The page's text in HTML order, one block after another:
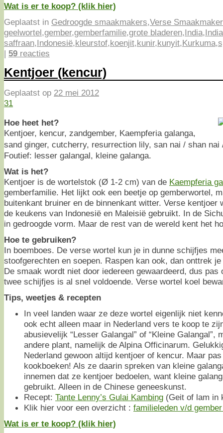
Wat is er te koop? (klik hier)
Geplaatst in Gedroogde smaakmakers,Verse
geelwortel,gember,gemberfamilie,grote bladeren,India,
saffraan,Indonesië,kleurstof,koenjit,kunir,kunyit,Kurkuma,
| 59 reacties
Kentjoer (kencur)
Geplaatst op 22 mei 2012
31
Hoe heet het?
Kentjoer, kencur, zandgember, Kaempferia galanga,
sand ginger, cutcherry, resurrection lily, san nai / shan
Foutief: lesser galangal, kleine galanga.
Wat is het?
Kentjoer is de wortelstok (Ø 1-2 cm) van de Kaempferia
gemberfamilie. Het lijkt ook een beetje op gemberwortel,
buitenkant bruiner en de binnenkant witter. Verse kentjoer
de keukens van Indonesië en Maleisië gebruikt. In de
in gedroogde vorm. Maar de rest van de wereld kent het
Hoe te gebruiken?
In boemboes. De verse wortel kun je in dunne schijfjes
stoofgerechten en soepen. Raspen kan ook, dan onttrek
De smaak wordt niet door iedereen gewaardeerd, dus pas
twee schijfjes is al snel voldoende. Verse wortel koel
Tips, weetjes & recepten
In veel landen waar ze deze wortel eigenlijk niet
ook echt alleen maar in Nederland vers te koop te
abusievelijk “Lesser Galangal” of “Kleine Galangal”,
andere plant, namelijk de Alpina Officinarum.
Nederland gewoon altijd kentjoer of kencur. Maar
kookboeken! Als ze daarin spreken van kleine
innemen dat ze kentjoer bedoelen, want kleine
gebruikt. Alleen in de Chinese geneeskunst.
Recept: Tante Lenny’s Gulai Kambing (Geit of lam in
Klik hier voor een overzicht : familieleden v/d
Wat is er te koop? (klik hier)